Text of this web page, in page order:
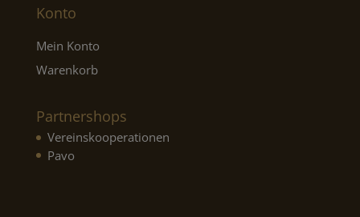
Konto
Mein Konto
Warenkorb
Partnershops
Vereinskooperationen
Pavo